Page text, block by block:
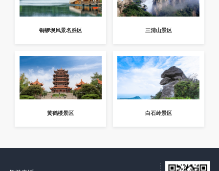
铜锣坝风景名胜区 三清山景区
黄鹤楼景区 白石岭景区